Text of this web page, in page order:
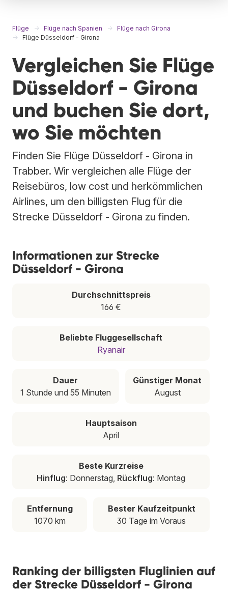
Flüge Flüge nach Spanien
Flüge nach Girona
Flüge Düsseldorf - Girona
Vergleichen Sie Flüge
Düsseldorf - Girona
und buchen Sie dort,
wo Sie möchten
Finden Sie Flüge Düsseldorf - Girona in
Trabber. Wir vergleichen alle Flüge der
Reisebüros, low cost und herkömmlichen
Airlines, um den billigsten Flug für die
Strecke Düsseldorf - Girona zu finden.
Informationen zur Strecke
Düsseldorf - Girona
Durchschnittspreis
166 €
Beliebte Fluggesellschaft
Ryanair
Dauer
1 Stunde und 55 Minuten
Günstiger Monat
August
Hauptsaison
April
Beste Kurzreise
Hinflug: Donnerstag, Rückflug: Montag
Entfernung
1070 km
Bester Kaufzeitpunkt
30 Tage im Voraus
Ranking der billigsten Fluglinien auf
der Strecke Düsseldorf - Girona